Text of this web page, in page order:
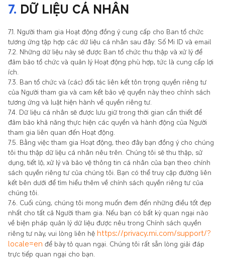
7. DỮ LIỆU CÁ NHÂN
7.1. Người tham gia Hoạt động đồng ý cung cấp cho Ban tổ chức
tương ứng tập hợp các dữ liệu cá nhân sau đây: Số Mi ID và email
7.2. Những dữ liệu này sẽ được Ban tổ chức thu thập và xử lý để
đảm bảo tổ chức và quản lý Hoạt động phù hợp, tức là cung cấp lợi
ích.
7.3. Ban tổ chức và (các) đối tác liên kết tôn trọng quyền riêng tư
của Người tham gia và cam kết bảo vệ quyền này theo chính sách
tương ứng và luật hiện hành về quyền riêng tư.
7.4. Dữ liệu cá nhân sẽ được lưu giữ trong thời gian cần thiết để
đảm bảo khả năng thực hiện các quyền và hành động của Người
tham gia liên quan đến Hoạt động.
7.5. Bằng việc tham gia Hoạt động, theo đây bạn đồng ý cho chúng
tôi thu thập dữ liệu cá nhân nêu trên. Chúng tôi sẽ thu thập, sử
dụng, tiết lộ, xử lý và bảo vệ thông tin cá nhân của bạn theo chính
sách quyền riêng tư của chúng tôi. Bạn có thể truy cập đường liên
kết bên dưới để tìm hiểu thêm về chính sách quyền riêng tư của
chúng tôi.
7.6. Cuối cùng, chúng tôi mong muốn đem đến những điều tốt đẹp
nhất cho tất cả Người tham gia. Nếu bạn có bất kỳ quan ngại nào
về biện pháp quản lý dữ liệu được nêu trong Chính sách quyền
riêng tư này, vui lòng liên hệ https://privacy.mi.com/support/?
locale=en để bày tỏ quan ngại. Chúng tôi rất sẵn lòng giải đáp
trực tiếp quan ngại cho bạn.